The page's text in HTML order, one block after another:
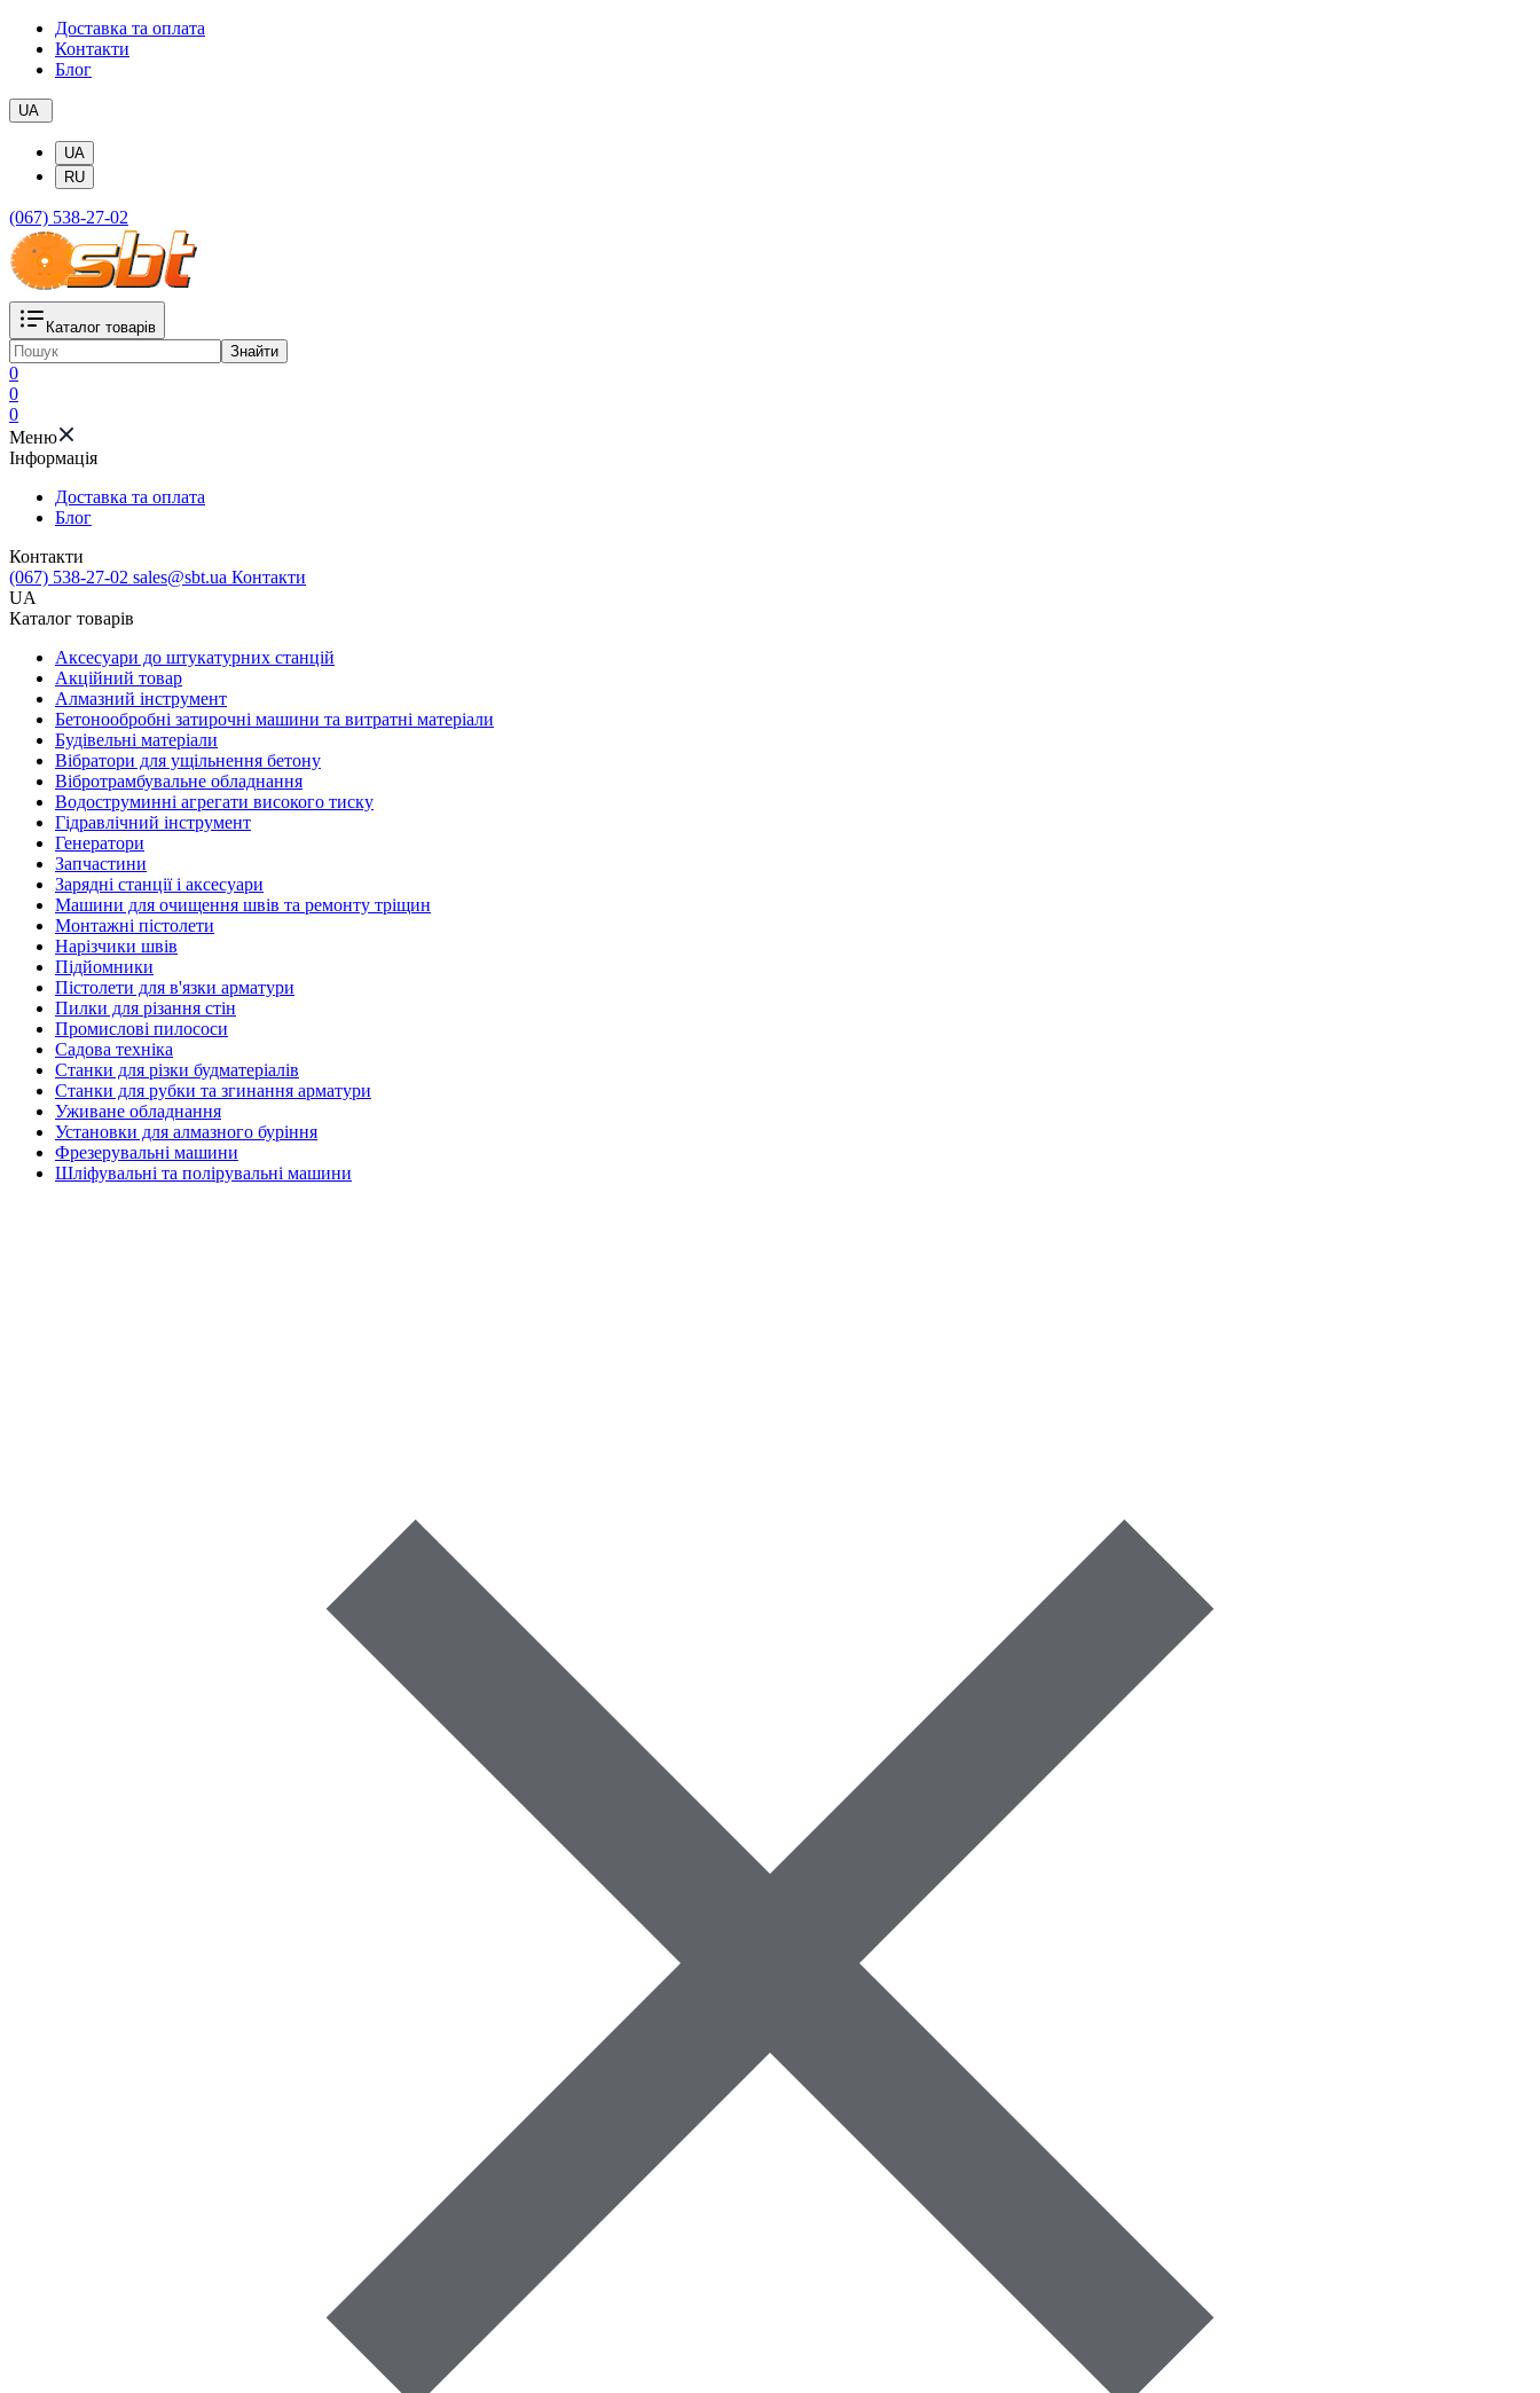
Доставка та оплата
Контакти
Блог
UA
UA
RU
(067) 538-27-02
Каталог товарів
Знайти
0
0
0
Меню
Iнформація
Доставка та оплата
Блог
Контакти
(067) 538-27-02 sales@sbt.ua Контакти
UA
Каталог товарів
Аксесуари до штукатурних станцій
Акційний товар
Алмазний інструмент
Бетонообробні затирочні машини та витратні матеріали
Будівельні матеріали
Вібратори для ущільнення бетону
Вібротрамбувальне обладнання
Водоструминні агрегати високого тиску
Гідравлічний інструмент
Генератори
Запчастини
Зарядні станції і аксесуари
Машини для очищення швів та ремонту тріщин
Монтажні пістолети
Нарізчики швів
Підйомники
Пістолети для в'язки арматури
Пилки для різання стін
Промислові пилососи
Садова техніка
Станки для різки будматеріалів
Станки для рубки та згинання арматури
Уживане обладнання
Установки для алмазного буріння
Фрезерувальні машини
Шліфувальні та полірувальні машини